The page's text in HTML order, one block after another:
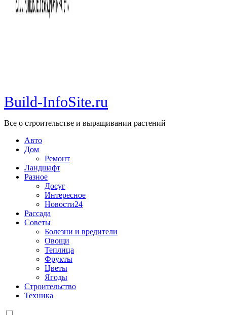
Build-InfoSite.ru
Все о строительстве и выращивании растений
Авто
Дом
Ремонт
Ландшафт
Разное
Досуг
Интересное
Новости24
Рассада
Советы
Болезни и вредители
Овощи
Теплица
Фрукты
Цветы
Ягоды
Строительство
Техника